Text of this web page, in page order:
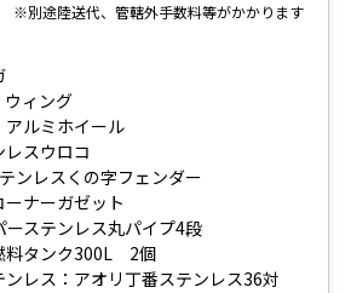
※別途陸送代、管轄外手数料等がかかります
ウィング
アルミホイール
スウロコ
ンレスくの字フェンダー
ナーガゼット
ーステンレス丸パイプ4段
料タンク300L 2個
ンレス：アオリ丁番ステンレス36対